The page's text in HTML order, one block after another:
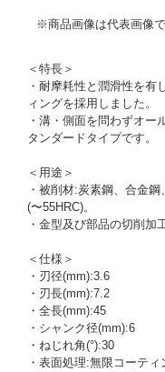
※商品画像は代表画像で
＜特長＞
・耐摩耗性と潤滑性を有
ィングを採用しました。
・溝・側面を問わずオー
タンダードタイプです。
＜用途＞
・被削材:炭素鋼、合金
(〜55HRC)。
・金型及び部品の切削加工
＜仕様＞
・刃径(mm):3.6
・刃長(mm):7.2
・全長(mm):45
・シャンク径(mm):6
・ねじれ角(°):30
・表面処理:無限コーティ